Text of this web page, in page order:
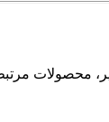
محصولات